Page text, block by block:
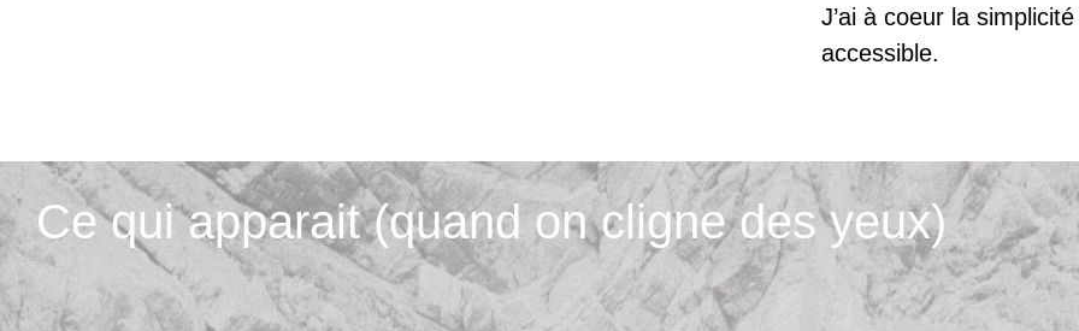
J’ai à coeur la
accessible.
Ce qui apparait (quand on cligne des yeux)